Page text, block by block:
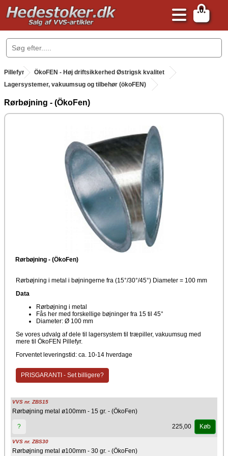
0
.
Pillefyr . ÖkoFEN - Høj driftsikkerhed Østrigsk kvalitet
Lagersystemer, vakuumsug og tilbehør (ökoFEN)
Rørbøjning - (ÖkoFen)
Rørbøjning - (ÖkoFen)
Rørbøjning i metal i bøjningerne fra (15°/30°/45°) Diameter = 100 mm
Data
Rørbøjning i metal
Fås her med forskellige bøjninger fra 15 til 45°
Diameter: Ø 100 mm
Se vores udvalg af dele til lagersystem til træpiller, vakuumsug med
mere til ÖkoFEN Pillefyr.
Forventet leveringstid: ca. 10-14 hverdage
PRISGARANTI - Set billigere?
VVS nr. ZBS15
Rørbøjning metal ø100mm - 15 gr. - (ÖkoFen)
? 225,00 Køb
VVS nr. ZBS30
Rørbøjning metal ø100mm - 30 gr. - (ÖkoFen)